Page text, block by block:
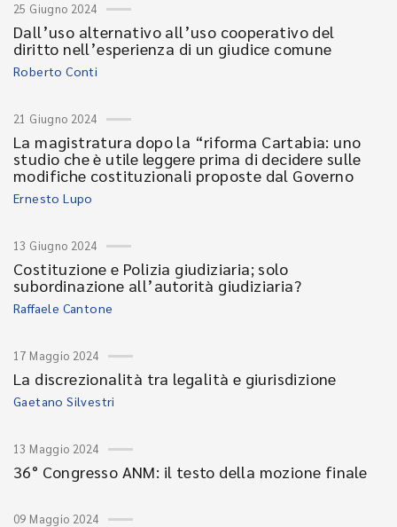
25 Giugno 2024
Dall’uso alternativo all’uso cooperativo del
diritto nell’esperienza di un giudice comune
Roberto Conti
21 Giugno 2024
La magistratura dopo la “riforma Cartabia: uno
studio che è utile leggere prima di decidere sulle
modifiche costituzionali proposte dal Governo
Ernesto Lupo
13 Giugno 2024
Costituzione e Polizia giudiziaria; solo
subordinazione all’autorità giudiziaria?
Raffaele Cantone
17 Maggio 2024
La discrezionalità tra legalità e giurisdizione
Gaetano Silvestri
13 Maggio 2024
36° Congresso ANM: il testo della mozione finale
09 Maggio 2024